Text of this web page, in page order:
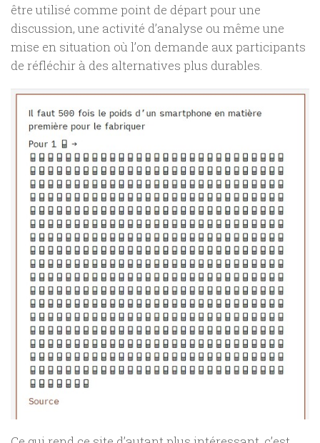
être utilisé comme point de départ pour une
discussion, une activité d’analyse ou même une
mise en situation où l’on demande aux participants
de réfléchir à des alternatives plus durables.